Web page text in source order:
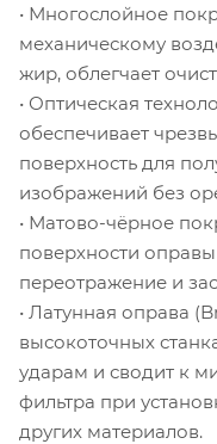
• Многослойное
механическому
жир, облегчает
• Оптическая
обеспечивает
поверхность для
изображений без
• Матово-чёрное
поверхности
переотражение и
• Латунная оправа
высокоточных
ударам и сводит к
фильтра при
других материалов.